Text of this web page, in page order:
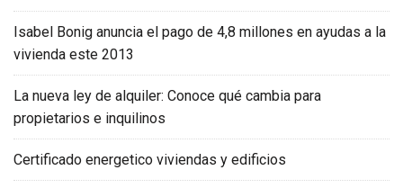
Isabel Bonig anuncia el pago de 4,8 millones en ayudas a la
vivienda este 2013
La nueva ley de alquiler: Conoce qué cambia para
propietarios e inquilinos
Certificado energetico viviendas y edificios